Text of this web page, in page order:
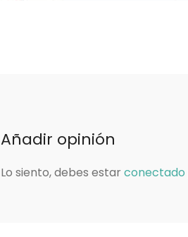
Añadir opinión
Lo siento, debes estar conectado